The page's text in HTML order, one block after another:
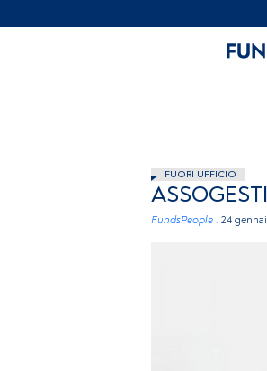
FUORI UFFICIO
FundsPeople . 24